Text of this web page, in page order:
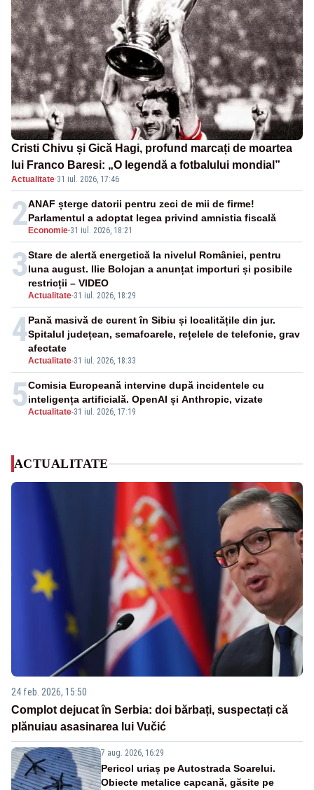
Cristi Chivu și Gică Hagi, profund marcați de moartea
lui Franco Baresi: „O legendă a fotbalului mondial”
Actualitate·31 iul. 2026, 17:46
2 Economie-31 iul. 2026, 18:21
ANAF șterge datorii pentru zeci de mii de firme!
Parlamentul a adoptat legea privind amnistia fiscală
3
Actualitate-31 iul. 2026, 18:29
Stare de alertă energetică la nivelul României, pentru
luna august. Ilie Bolojan a anunțat importuri și posibile
restricții – VIDEO
4
Actualitate-31 iul. 2026, 18:33
Pană masivă de curent în Sibiu și localitățile din jur.
Spitalul județean, semafoarele, rețelele de telefonie, grav
afectate
5Actualitate-31 iul. 2026, 17:19
Comisia Europeană intervine după incidentele cu
inteligența artificială. OpenAI și Anthropic, vizate
ACTUALITATE
24 feb. 2026, 15:50
Complot dejucat în Serbia: doi bărbați, suspectați că
plănuiau asasinarea lui Vučić
7 aug. 2026, 16:29
Pericol uriaș pe Autostrada Soarelui.
Obiecte metalice capcană, găsite pe